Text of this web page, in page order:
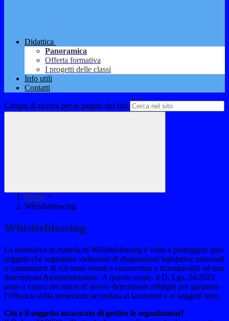
Didattica
Panoramica
Offerta formativa
I progetti delle classi
Info utili
Contatti
Campo di ricerca per le pagine del sito
Home >
Whistleblowing
Whistleblowing
La normativa in materia di Whistleblowing è volta a proteggere quei
soggetti che segnalano violazioni di disposizioni legislative nazionali
o comunitarie di cui sono venuti a conoscenza e riconducibili ad una
determinata Amministrazione. A questo scopo, il D. Lgs. 24/2023
pone a carico dei datori di lavoro determinati obblighi per garantire
l’efficacia della protezione accordata ai lavoratori e ai soggetti terzi.
Chi è il soggetto incaricato di gestire le segnalazioni?